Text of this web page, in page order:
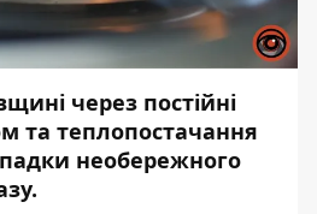
через постійні
та теплопостачання
необережного